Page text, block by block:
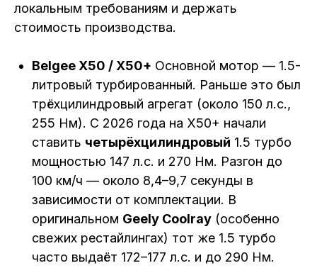
локальным требованиям и держать
стоимость производства.
Belgee X50 / X50+ Основной мотор — 1.5-
литровый турбированный. Раньше это был
трёхцилиндровый агрегат (около 150 л.с.,
255 Нм). С 2026 года на X50+ начали
ставить четырёхцилиндровый 1.5 турбо
мощностью 147 л.с. и 270 Нм. Разгон до
100 км/ч — около 8,4–9,7 секунды в
зависимости от комплектации. В
оригинальном Geely Coolray (особенно
свежих рестайлингах) тот же 1.5 турбо
часто выдаёт 172–177 л.с. и до 290 Нм.